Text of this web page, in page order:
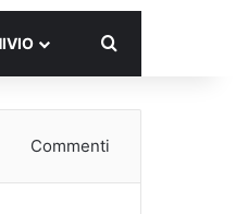
Commenti